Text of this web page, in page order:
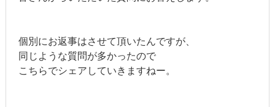
個別にお返事はさせて頂いたんですが、
同じような質問が多かったので
こちらでシェアしていきますねー。